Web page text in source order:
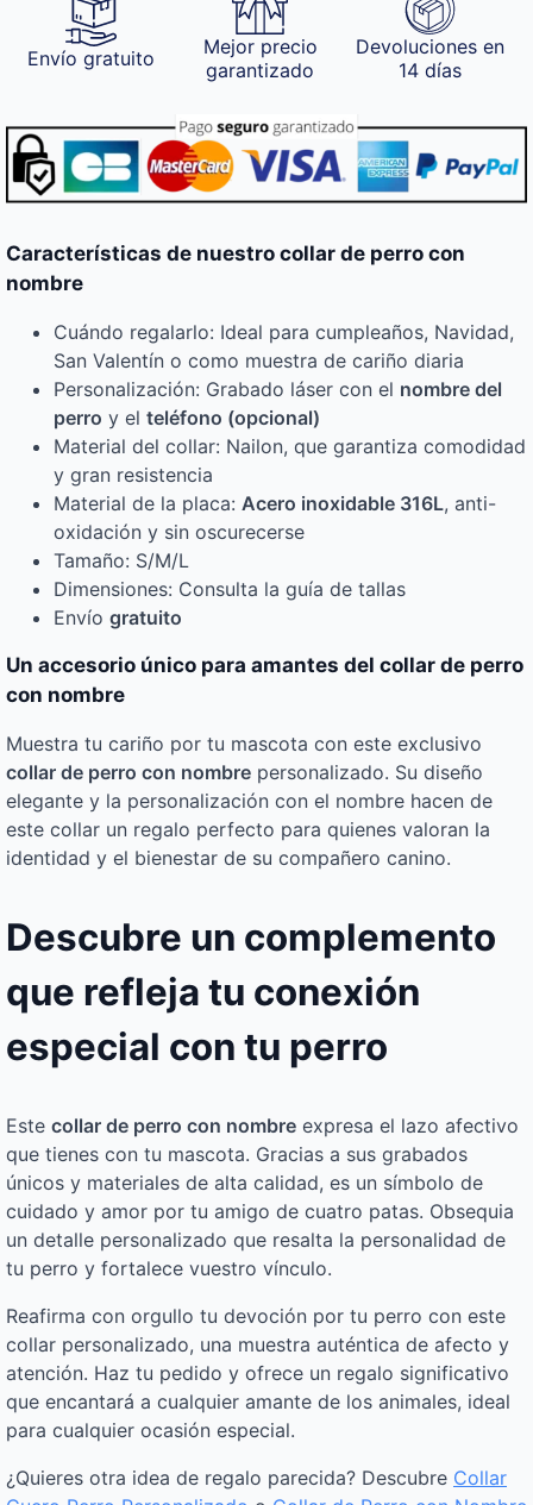
Envío gratuito
Mejor precio
garantizado
Devoluciones en
14 días
Características de nuestro collar de perro con
nombre
Cuándo regalarlo: Ideal para cumpleaños, Navidad,
San Valentín o como muestra de cariño diaria
Personalización: Grabado láser con el nombre del
perro y el teléfono (opcional)
Material del collar: Nailon, que garantiza comodidad
y gran resistencia
Material de la placa: Acero inoxidable 316L, anti-
oxidación y sin oscurecerse
Tamaño: S/M/L
Dimensiones: Consulta la guía de tallas
Envío gratuito
Un accesorio único para amantes del collar de perro
con nombre
Muestra tu cariño por tu mascota con este exclusivo
collar de perro con nombre personalizado. Su diseño
elegante y la personalización con el nombre hacen de
este collar un regalo perfecto para quienes valoran la
identidad y el bienestar de su compañero canino.
Descubre un complemento
que refleja tu conexión
especial con tu perro
Este collar de perro con nombre expresa el lazo afectivo
que tienes con tu mascota. Gracias a sus grabados
únicos y materiales de alta calidad, es un símbolo de
cuidado y amor por tu amigo de cuatro patas. Obsequia
un detalle personalizado que resalta la personalidad de
tu perro y fortalece vuestro vínculo.
Reafirma con orgullo tu devoción por tu perro con este
collar personalizado, una muestra auténtica de afecto y
atención. Haz tu pedido y ofrece un regalo significativo
que encantará a cualquier amante de los animales, ideal
para cualquier ocasión especial.
¿Quieres otra idea de regalo parecida? Descubre Collar